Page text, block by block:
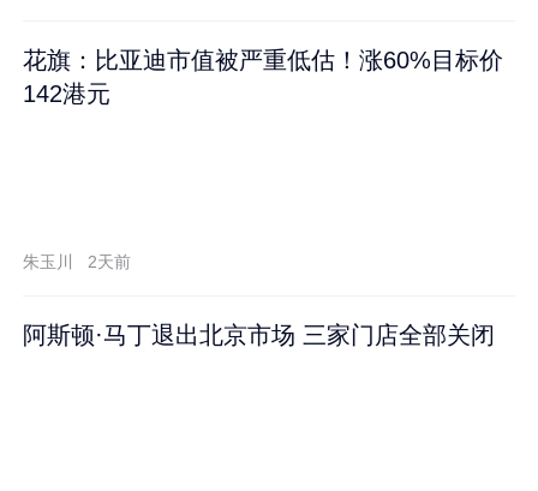
花旗：比亚迪市值被严重低估！涨60%目标价
142港元
朱玉川 2天前
阿斯顿·马丁退出北京市场 三家门店全部关闭